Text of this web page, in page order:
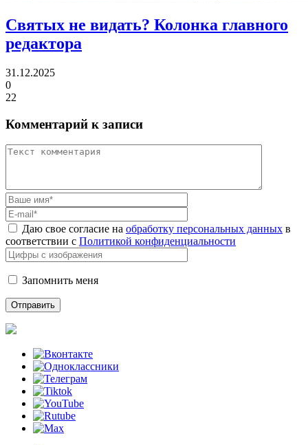
Святых не видать? Колонка главного
редактора
31.12.2025
0
22
Комментарий к записи
Даю свое согласие на обработку персональных данных в
соответствии с Политикой конфиденциальности
Запомнить меня